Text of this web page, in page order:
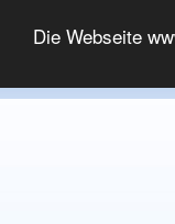
Die Webseite